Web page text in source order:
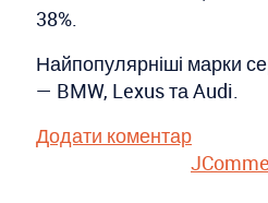
38%.
Найпопулярніші марки
— BMW, Lexus та Audi.
Додати коментар